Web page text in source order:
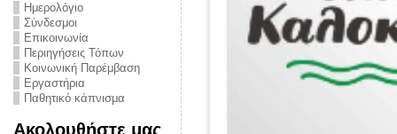
Ημερολόγιο
Σύνδεσμοι
Επικοινωνία
Περιηγήσεις Τόπων
Κοινωνική Παρέμβαση
Εργαστήρια
Παθητικό κάπνισμα
Ακολουθήστε μας
από την
την ημέρα
και
στο